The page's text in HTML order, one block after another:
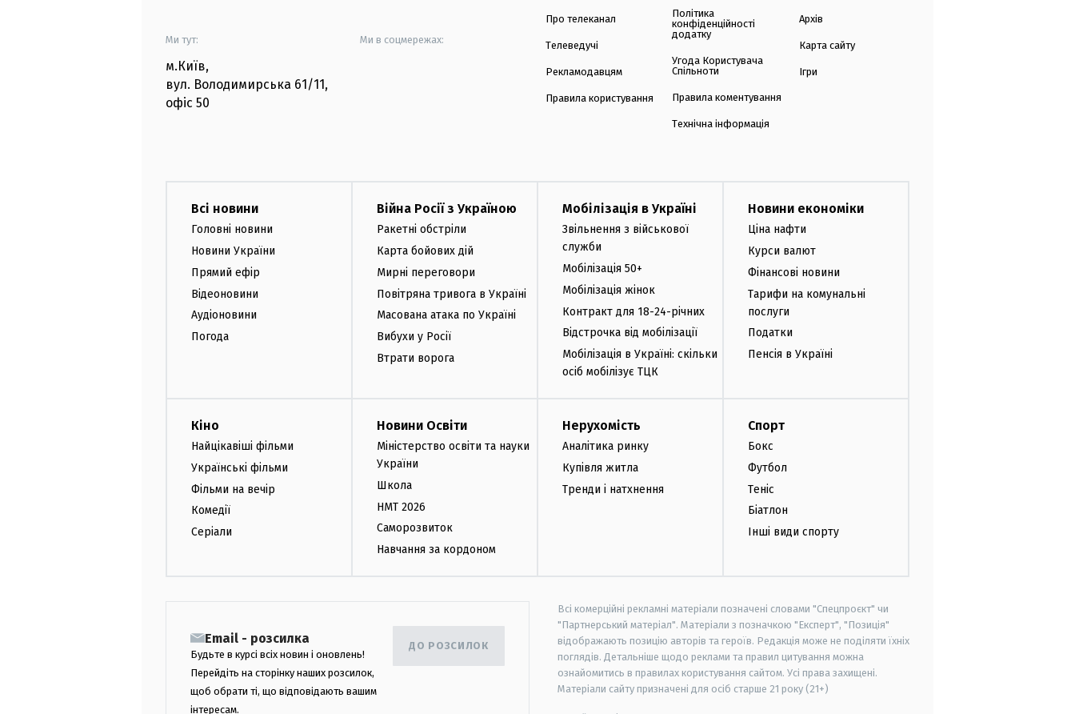
Ми тут:
м.Київ,
вул. Володимирська 61/11,
офіс 50
Ми в соцмережах:
Про телеканал
Телеведучі
Рекламодавцям
Правила користування
Політика
конфіденційності
додатку
Угода Користувача
Спільноти
Правила коментування
Технічна інформація
Архів
Карта сайту
Ігри
Всі новини
Головні новини
Новини України
Прямий ефір
Відеоновини
Аудіоновини
Погода
Війна Росії з Україною
Ракетні обстріли
Карта бойових дій
Мирні переговори
Повітряна тривога в Україні
Масована атака по Україні
Вибухи у Росії
Втрати ворога
Мобілізація в Україні
Звільнення з військової
служби
Мобілізація 50+
Мобілізація жінок
Контракт для 18-24-річних
Відстрочка від мобілізації
Мобілізація в Україні: скільки
осіб мобілізує ТЦК
Новини економіки
Ціна нафти
Курси валют
Фінансові новини
Тарифи на комунальні
послуги
Податки
Пенсія в Україні
Кіно
Найцікавіші фільми
Українські фільми
Фільми на вечір
Комедії
Серіали
Новини Освіти
Міністерство освіти та науки
України
Школа
НМТ 2026
Саморозвиток
Навчання за кордоном
Нерухомість
Аналітика ринку
Купівля житла
Тренди і натхнення
Спорт
Бокс
Футбол
Теніс
Біатлон
Інші види спорту
Email - розсилка
Будьте в курсі всіх новин і оновлень!
Перейдіть на сторінку наших розсилок,
щоб обрати ті, що відповідають вашим
інтересам.
ДО РОЗСИЛОК
Всі комерційні рекламні матеріали позначені словами "Спецпроєкт" чи
"Партнерський матеріал". Матеріали з позначкою "Експерт", "Позиція"
відображають позицію авторів та героїв. Редакція може не поділяти їхніх
поглядів. Детальніше щодо реклами та правил цитування можна
ознайомитись в правилах користування сайтом. Усі права захищені.
Матеріали сайту призначені для осіб старше 21 року (21+)